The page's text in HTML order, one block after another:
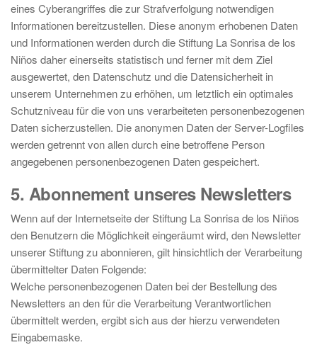
eines Cyberangriffes die zur Strafverfolgung notwendigen
Informationen bereitzustellen. Diese anonym erhobenen Daten
und Informationen werden durch die Stiftung La Sonrisa de los
Niños daher einerseits statistisch und ferner mit dem Ziel
ausgewertet, den Datenschutz und die Datensicherheit in
unserem Unternehmen zu erhöhen, um letztlich ein optimales
Schutzniveau für die von uns verarbeiteten personenbezogenen
Daten sicherzustellen. Die anonymen Daten der Server-Logfiles
werden getrennt von allen durch eine betroffene Person
angegebenen personenbezogenen Daten gespeichert.
5. Abonnement unseres Newsletters
Wenn auf der Internetseite der Stiftung La Sonrisa de los Niños
den Benutzern die Möglichkeit eingeräumt wird, den Newsletter
unserer Stiftung zu abonnieren, gilt hinsichtlich der Verarbeitung
übermittelter Daten Folgende:
Welche personenbezogenen Daten bei der Bestellung des
Newsletters an den für die Verarbeitung Verantwortlichen
übermittelt werden, ergibt sich aus der hierzu verwendeten
Eingabemaske.